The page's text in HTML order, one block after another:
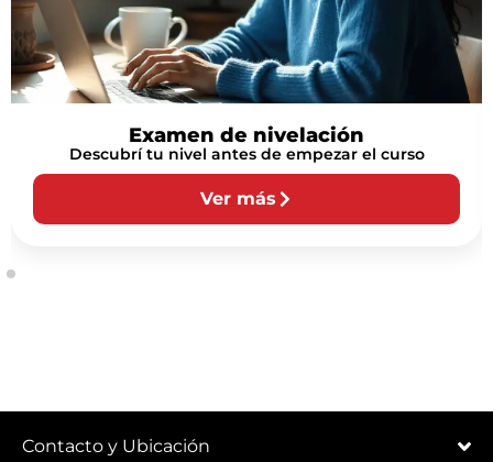
Examen de nivelación
Descubrí tu nivel antes de empezar el curso
Ver más
Contacto y Ubicación